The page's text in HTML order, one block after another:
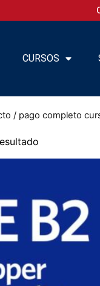
CURSOS
/ pago completo